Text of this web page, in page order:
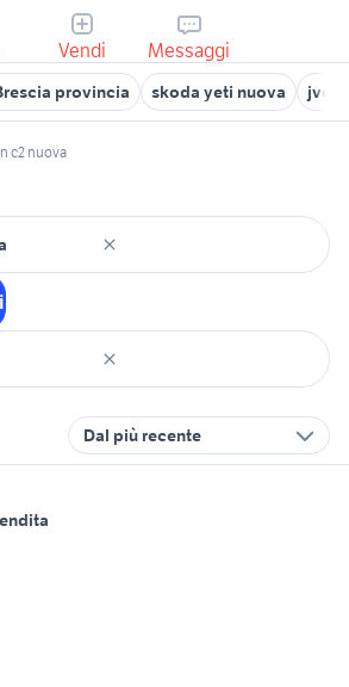
Vendi Messaggi
provincia skoda yeti nuova jvc
c2 nuova
Dal più recente